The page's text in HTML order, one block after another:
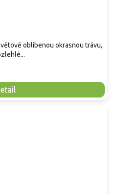
oblíbenou okrasnou trávu,